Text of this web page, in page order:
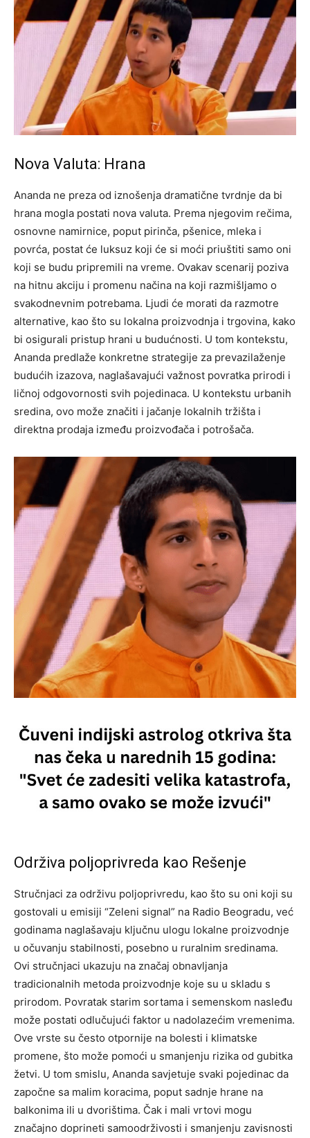
Nova Valuta: Hrana
Ananda ne preza od iznošenja dramatične tvrdnje da bi
hrana mogla postati nova valuta. Prema njegovim rečima,
osnovne namirnice, poput pirinča, pšenice, mleka i
povrća, postat će luksuz koji će si moći priuštiti samo oni
koji se budu pripremili na vreme. Ovakav scenarij poziva
na hitnu akciju i promenu načina na koji razmišljamo o
svakodnevnim potrebama. Ljudi će morati da razmotre
alternative, kao što su lokalna proizvodnja i trgovina, kako
bi osigurali pristup hrani u budućnosti. U tom kontekstu,
Ananda predlaže konkretne strategije za prevazilaženje
budućih izazova, naglašavajući važnost povratka prirodi i
ličnoj odgovornosti svih pojedinaca. U kontekstu urbanih
sredina, ovo može značiti i jačanje lokalnih tržišta i
direktna prodaja između proizvođača i potrošača.
Održiva poljoprivreda kao Rešenje
Stručnjaci za održivu poljoprivredu, kao što su oni koji su
gostovali u emisiji “Zeleni signal” na Radio Beogradu, već
godinama naglašavaju ključnu ulogu lokalne proizvodnje
u očuvanju stabilnosti, posebno u ruralnim sredinama.
Ovi stručnjaci ukazuju na značaj obnavljanja
tradicionalnih metoda proizvodnje koje su u skladu s
prirodom. Povratak starim sortama i semenskom nasleđu
može postati odlučujući faktor u nadolazećim vremenima.
Ove vrste su često otpornije na bolesti i klimatske
promene, što može pomoći u smanjenju rizika od gubitka
žetvi. U tom smislu, Ananda savjetuje svaki pojedinac da
započne sa malim koracima, poput sadnje hrane na
balkonima ili u dvorištima. Čak i mali vrtovi mogu
značajno doprineti samoodrživosti i smanjenju zavisnosti